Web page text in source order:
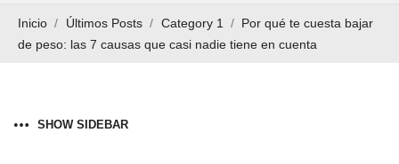
Inicio Últimos Posts Category 1
Por qué te cuesta bajar
de peso: las 7 causas que casi nadie tiene en cuenta
SHOW SIDEBAR